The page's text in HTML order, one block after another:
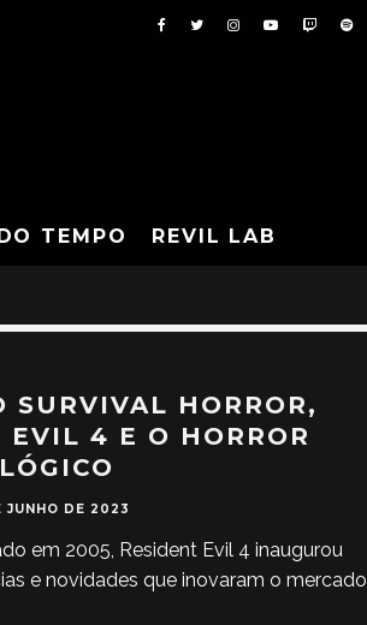
TEMPO REVIL LAB
SURVIVAL HORROR,
EVIL 4 E O HORROR
JUNHO DE 2023
em 2005, Resident Evil 4 inaugurou
e novidades que inovaram o mercado